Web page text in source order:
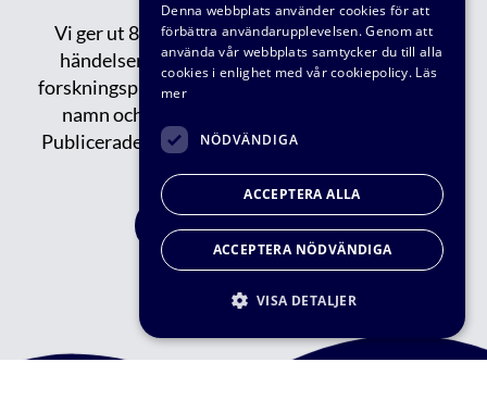
Vi ger ut 8-9 nyhetsbrev varje år med aktuella
händelser inom VA-teknik Södra: reportage,
forskningsprojekt, publikationer, events, nytt om
namn och tips om spännande saker på gång.
Publicerade/tidigare nyhetsbrev kan du läsa
FÅ VÅRT NYHETBREV
Denna webbplats använder cookies för att
förbättra användarupplevelsen. Genom att
använda vår webbplats samtycker du till alla
cookies i enlighet med vår cookiepolicy. Läs
mer
NÖDVÄNDIGA
ACCEPTERA ALLA
ACCEPTERA NÖDVÄNDIGA
VISA DETALJER